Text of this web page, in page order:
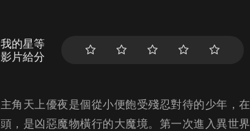
我的星等
影片給分
主角天上優夜是個從小便飽受殘忍對待的少年，
頭，是凶惡魔物橫行的大魔境。第一次進入異世